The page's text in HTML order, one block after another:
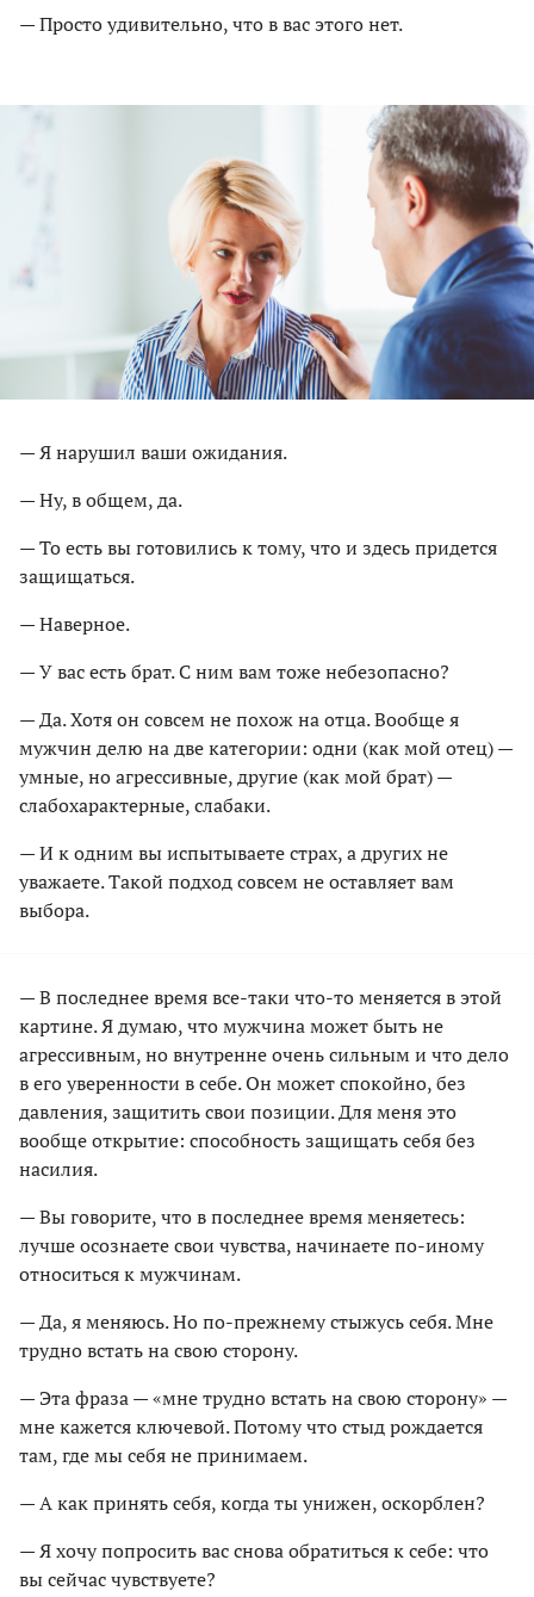
— Просто удивительно, что в вас этого нет.
— Я нарушил ваши ожидания.
— Ну, в общем, да.
— То есть вы готовились к тому, что и здесь придется
защищаться.
— Наверное.
— У вас есть брат. С ним вам тоже небезопасно?
— Да. Хотя он совсем не похож на отца. Вообще я
мужчин делю на две категории: одни (как мой отец) —
умные, но агрессивные, другие (как мой брат) —
слабохарактерные, слабаки.
— И к одним вы испытываете страх, а других не
уважаете. Такой подход совсем не оставляет вам
выбора.
— В последнее время все-таки что-то меняется в этой
картине. Я думаю, что мужчина может быть не
агрессивным, но внутренне очень сильным и что дело
в его уверенности в себе. Он может спокойно, без
давления, защитить свои позиции. Для меня это
вообще открытие: способность защищать себя без
насилия.
— Вы говорите, что в последнее время меняетесь:
лучше осознаете свои чувства, начинаете по-иному
относиться к мужчинам.
— Да, я меняюсь. Но по-прежнему стыжусь себя. Мне
трудно встать на свою сторону.
— Эта фраза — «мне трудно встать на свою сторону» —
мне кажется ключевой. Потому что стыд рождается
там, где мы себя не принимаем.
— А как принять себя, когда ты унижен, оскорблен?
— Я хочу попросить вас снова обратиться к себе: что
вы сейчас чувствуете?